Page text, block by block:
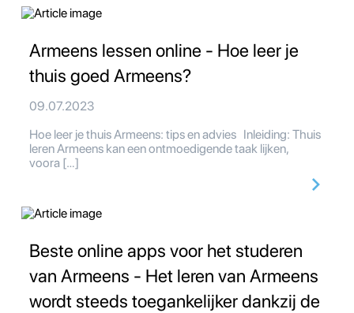
Armeens lessen online - Hoe leer je
thuis goed Armeens?
09.07.2023
Hoe leer je thuis Armeens: tips en advies Inleiding: Thuis
leren Armeens kan een ontmoedigende taak lijken,
voora […]
Beste online apps voor het studeren
van Armeens - Het leren van Armeens
wordt steeds toegankelijker dankzij de